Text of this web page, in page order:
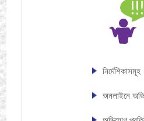
নির্দেশিকাসমূহ
অনলাইনে